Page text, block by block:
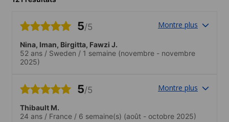
5/5 Montre plus
Nina, Iman, Birgitta, Fawzi J.
52 ans / Sweden / 1 semaine (novembre - novembre
2025)
5/5 Montre plus
Thibault M.
24 ans / France / 6 semaine(s) (août - octobre 2025)